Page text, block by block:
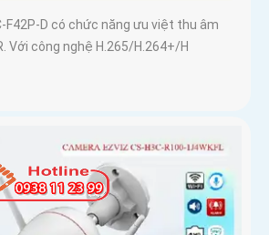
F42P-D có chức năng ưu việt thu âm
Với công nghệ H.265/H.264+/H